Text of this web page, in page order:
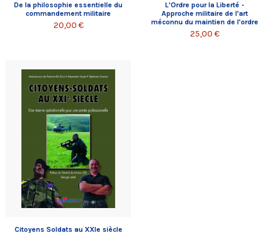
De la philosophie essentielle du
commandement militaire
20,00 €
L'Ordre pour la Liberté -
Approche militaire de l'art
méconnu du maintien de l'ordre
25,00 €
Citoyens Soldats au XXIe siècle